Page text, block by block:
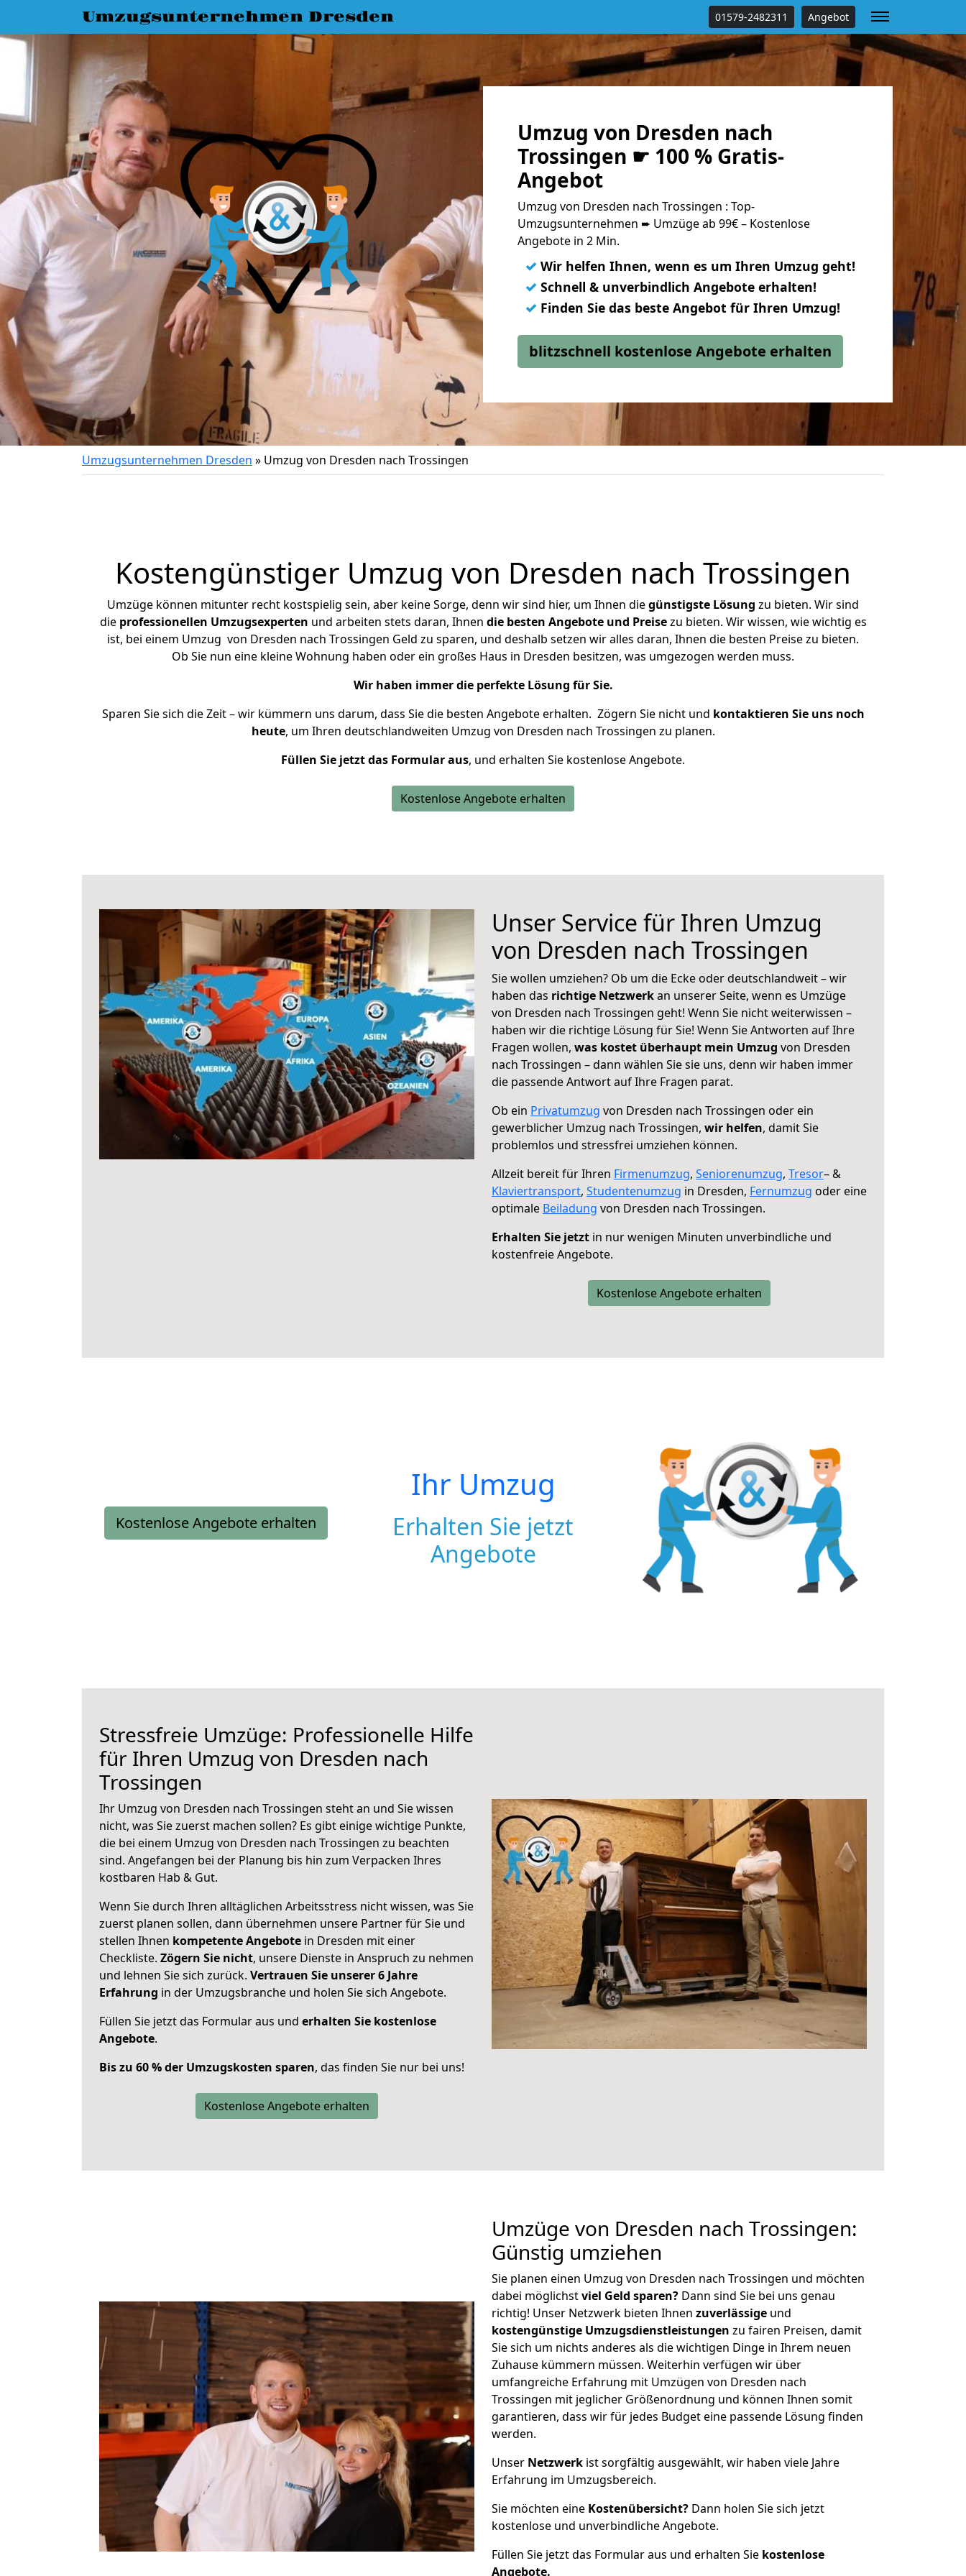
Umzugsunternehmen Dresden 01579-2482311 Angebot
Umzug von Dresden nach
Trossingen ☛ 100 % Gratis-
Angebot
Umzug von Dresden nach Trossingen : Top-
Umzugsunternehmen ➨ Umzüge ab 99€ – Kostenlose
Angebote in 2 Min.
✓ Wir helfen Ihnen, wenn es um Ihren Umzug geht!
✓ Schnell & unverbindlich Angebote erhalten!
✓ Finden Sie das beste Angebot für Ihren Umzug!
blitzschnell kostenlose Angebote erhalten
Umzugsunternehmen Dresden » Umzug von Dresden nach Trossingen
Kostengünstiger Umzug von Dresden nach Trossingen
Umzüge können mitunter recht kostspielig sein, aber keine Sorge, denn wir sind hier, um Ihnen diegünstigste Lösung zu bieten. Wir sind
die professionellen Umzugsexperten und arbeiten stets daran, Ihnen die besten Angebote und Preisezu bieten. Wir wissen, wie wichtig es
ist, bei einem Umzug von Dresden nach Trossingen Geld zu sparen, und deshalb setzen wir alles daran, Ihnen die besten Preise zu bieten.
Ob Sie nun eine kleine Wohnung haben oder ein großes Haus in Dresden besitzen, was umgezogen werden muss.
Wir haben immer die perfekte Lösung für Sie.
Sparen Sie sich die Zeit – wir kümmern uns darum, dass Sie die besten Angebote erhalten. Zögern Sie nicht und kontaktieren Sie uns noch
heute, um Ihren deutschlandweiten Umzug von Dresden nach Trossingen zu planen.
Füllen Sie jetzt das Formular aus, und erhalten Sie kostenlose Angebote.
Kostenlose Angebote erhalten
Unser Service für Ihren Umzug
von Dresden nach Trossingen
Sie wollen umziehen? Ob um die Ecke oder deutschlandweit – wir
haben das richtige Netzwerkan unserer Seite, wenn es Umzüge
von Dresden nach Trossingen geht! Wenn Sie nicht weiterwissen –
haben wir die richtige Lösung für Sie! Wenn Sie Antworten auf Ihre
Fragen wollen, was kostet überhaupt mein Umzug von Dresden
nach Trossingen – dann wählen Sie sie uns, denn wir haben immer
die passende Antwort auf Ihre Fragen parat.
Ob ein Privatumzug von Dresden nach Trossingen oder ein
gewerblicher Umzug nach Trossingen, wir helfen, damit Sie
problemlos und stressfrei umziehen können.
Allzeit bereit für Ihren Firmenumzug, Seniorenumzug, Tresor– &
Klaviertransport, Studentenumzug in Dresden, Fernumzug oder eine
optimale Beiladung von Dresden nach Trossingen.
Erhalten Sie jetzt in nur wenigen Minuten unverbindliche und
kostenfreie Angebote.
Kostenlose Angebote erhalten
Kostenlose Angebote erhalten
Ihr Umzug
Erhalten Sie jetzt
Angebote
Stressfreie Umzüge: Professionelle Hilfe
für Ihren Umzug von Dresden nach
Trossingen
Ihr Umzug von Dresden nach Trossingen steht an und Sie wissen
nicht, was Sie zuerst machen sollen? Es gibt einige wichtige Punkte,
die bei einem Umzug von Dresden nach Trossingen zu beachten
sind. Angefangen bei der Planung bis hin zum Verpacken Ihres
kostbaren Hab & Gut.
Wenn Sie durch Ihren alltäglichen Arbeitsstress nicht wissen, was Sie
zuerst planen sollen, dann übernehmen unsere Partner für Sie und
stellen Ihnen kompetente Angebote in Dresden mit einer
Checkliste. Zögern Sie nicht, unsere Dienste in Anspruch zu nehmen
und lehnen Sie sich zurück. Vertrauen Sie unserer 6 Jahre
Erfahrung in der Umzugsbranche und holen Sie sich Angebote.
Füllen Sie jetzt das Formular aus und erhalten Sie kostenlose
Angebote.
Bis zu 60 % der Umzugskosten sparen, das finden Sie nur bei uns!
Kostenlose Angebote erhalten
Umzüge von Dresden nach Trossingen:
Günstig umziehen
Sie planen einen Umzug von Dresden nach Trossingen und möchten
dabei möglichstviel Geld sparen? Dann sind Sie bei uns genau
richtig! Unser Netzwerk bieten Ihnen zuverlässige und
kostengünstige Umzugsdienstleistungen zu fairen Preisen, damit
Sie sich um nichts anderes als die wichtigen Dinge in Ihrem neuen
Zuhause kümmern müssen. Weiterhin verfügen wir über
umfangreiche Erfahrung mit Umzügen von Dresden nach
Trossingen mit jeglicher Größenordnung und können Ihnen somit
garantieren, dass wir für jedes Budget eine passende Lösung finden
werden.
Unser Netzwerk ist sorgfältig ausgewählt, wir haben viele Jahre
Erfahrung im Umzugsbereich.
Sie möchten eine Kostenübersicht? Dann holen Sie sich jetzt
kostenlose und unverbindliche Angebote.
Füllen Sie jetzt das Formular aus und erhalten Sie kostenlose
Angebote.